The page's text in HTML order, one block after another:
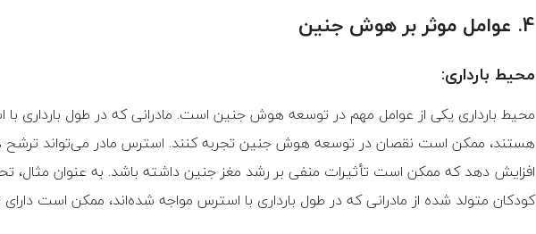
4. عوامل موثر بر هوش جنین
محیط بارداری:
محیط بارداری یکی از عوامل مهم در توسعه هوش جنین است. مادرانی که در طول بارداری
هستند، ممکن است نقصان در توسعه هوش جنین تجربه کنند. استرس مادر می‌تواند ترشح
افزایش دهد که ممکن است تأثیرات منفی بر رشد مغز جنین داشته باشد. به عنوان مثال،
کودکان متولد شده از مادرانی که در طول بارداری با استرس مواجه شده‌اند، ممکن است